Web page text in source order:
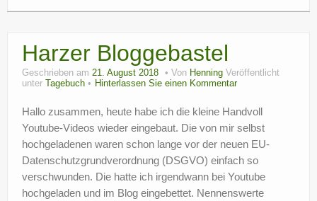
Harzer Bloggebastel
Geschrieben am 21. August 2018 Von Henning Veröffentlicht
unter
Tagebuch Hinterlassen Sie einen Kommentar
Hallo zusammen, heute habe ich die kleine Handvoll
Youtube-Videos wieder eingebaut. Die von mir selbst
hochgeladenen waren schon lange vor der neuen EU-
Datenschutzgrundverordnung (DSGVO) einfach so
verschwunden. Die hatte ich irgendwann bei Youtube
hochgeladen und im Blog eingebettet. Nennenswerte